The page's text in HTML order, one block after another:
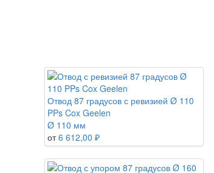
Отвод 87 градусов с ревизией Ø 110
PPs Cox Geelen
Ø 110 мм
от 6 612,00 ₽